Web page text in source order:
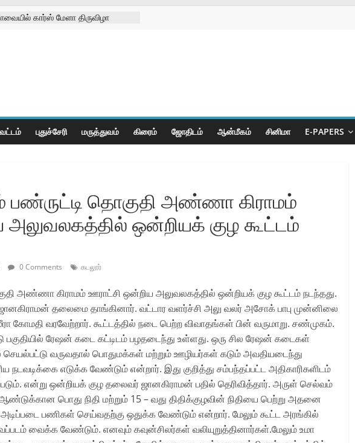
கார்ஸ் மேளா திருவிழா
பாரா கிரிக்கெட் போட்டிகள்
புதுச்சேரி மருத்துவம் கிரைம் ஜோ‌திட‌ம் ஆன்மீகம் சினிமா E-PAPERS
பண்ருட்டி தொகுதி அண்ணா கிராமம்
அலுவலகத்தில் ஒன்றியக் குழ கூட்டம்
0 Comments கடலூர்
அண்ணா கிராமம் ஊராட்சி ஒன்றிய அலுவலகத்தில் ஒன்றியக் குழ கூட்டம் நடந்தது.
தலைமை தாங்கினார். வட்டார வளர்ச்சி அலு வலர் அசோக் பாபு முன்னிலை
கோமதி வரவேற்றார். கூட்டத்தில் நடை பெற்ற விவாதங்கள் பின் வருமாறு. சண்முகம்.
பகுதியில் ரேஷன் கடை கட்டிடம் பழதடைந்து உள்ளது. ஒரு சில ரேஷன் கடைகள்
செயல்பட்டு வருவதால் பொதுமக்கள் மற்றும் ஊழியர்கள் கடும் அவதியடைந்து
நடவடிக்கை எடுக்க வேண்டும் என்றார். இது குறித்து சம்பந்தப்பட்ட அதிகாரிகளிடம்
என்று ஒன்றியக் குழ தலைவர் ஜானகிராமன் பதில் தெரிவித்தார். அருள் செல்வம்
பொது நிதி மற்றும் 15 – வது திதிக்குழவின் நிதியை பெற்று அதனை
பணிகள் செய்வதற்கு ஒதுக்க வேண்டும் என்றார். மேலும் கூட்ட அரங்கில்
வைக்க வேண்டும். எனவும் கவுன்சிலர்கள் வலியுறுத்தினார்கள்.மேலும் உமா